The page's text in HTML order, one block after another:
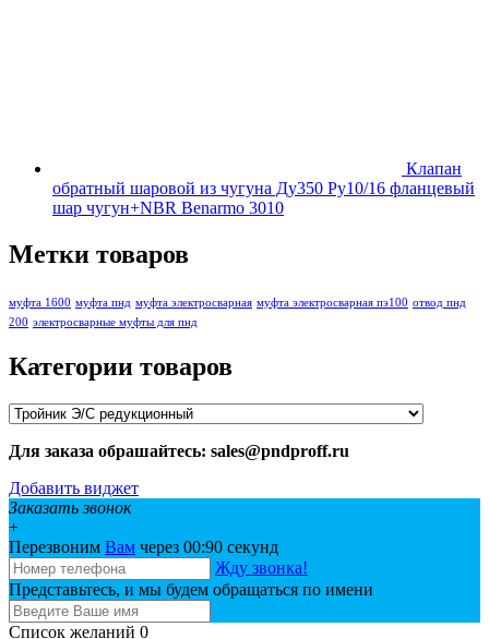
Клапан
обратный шаровой из чугуна Ду350 Ру10/16 фланцевый
шар чугун+NBR Benarmo 3010
Метки товаров
муфта 1600 муфта пнд муфта электросварная муфта электросварная пэ100 отвод пнд
200 электросварные муфты для пнд
Категории товаров
Для заказа обрашайтесь: sales@pndproff.ru
Добавить виджет
Заказать звонок
+
Перезвоним Вам через 00:90 секунд
Жду звонка!
Представьтесь, и мы будем обращаться по имени
Список желаний 0